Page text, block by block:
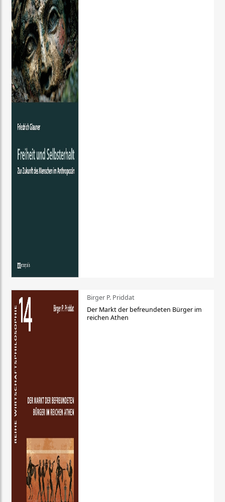
Birger P. Priddat
Der Markt der befreundeten Bürger im
reichen Athen